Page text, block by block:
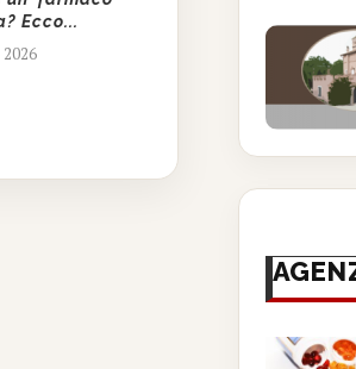
Ecco...
con acquisizioni
19 Giugno 2026